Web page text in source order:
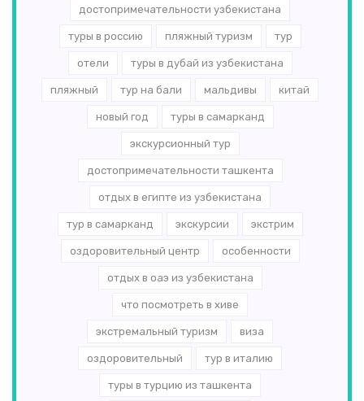
достопримечательности узбекистана
туры в россию пляжный туризм тур
отели туры в дубай из узбекистана
пляжный тур на бали мальдивы китай
новый год туры в самарканд
экскурсионный тур
достопримечательности ташкента
отдых в египте из узбекистана
тур в самарканд экскурсии экстрим
оздоровительный центр особенности
отдых в оаэ из узбекистана
что посмотреть в хиве
экстремальный туризм виза
оздоровительный тур в италию
туры в турцию из ташкента